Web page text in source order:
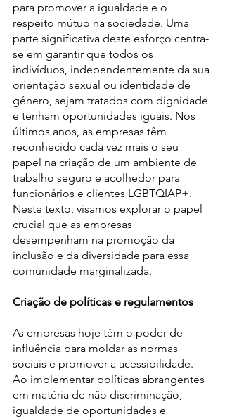
para promover a igualdade e o
respeito mútuo na sociedade. Uma
parte significativa deste esforço centra-
se em garantir que todos os
indivíduos, independentemente da sua
orientação sexual ou identidade de
género, sejam tratados com dignidade
e tenham oportunidades iguais. Nos
últimos anos, as empresas têm
reconhecido cada vez mais o seu
papel na criação de um ambiente de
trabalho seguro e acolhedor para
funcionários e clientes LGBTQIAP+.
Neste texto, visamos explorar o papel
crucial que as empresas
desempenham na promoção da
inclusão e da diversidade para essa
comunidade marginalizada.
Criação de políticas e regulamentos
As empresas hoje têm o poder de
influência para moldar as normas
sociais e promover a acessibilidade.
Ao implementar políticas abrangentes
em matéria de não discriminação,
igualdade de oportunidades e